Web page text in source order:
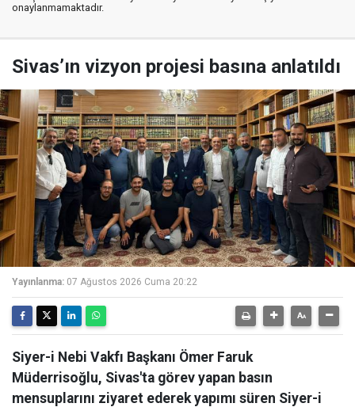
onaylanmamaktadır.
Sivas’ın vizyon projesi basına anlatıldı
Yayınlanma: 07 Ağustos 2026 Cuma 20:22
Siyer-i Nebi Vakfı Başkanı Ömer Faruk
Müderrisoğlu, Sivas'ta görev yapan basın
mensuplarını ziyaret ederek yapımı süren Siyer-i